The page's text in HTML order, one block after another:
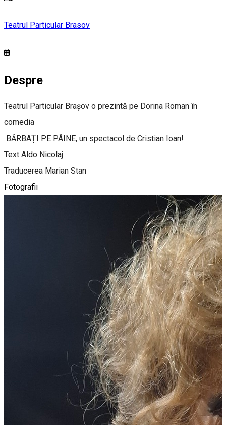
Teatrul Particular Brasov
Despre
Teatrul Particular Brașov o prezintă pe Dorina Roman în
comedia
BĂRBAȚI PE PÂINE, un spectacol de Cristian Ioan!
Text Aldo Nicolaj
Traducerea Marian Stan
Fotografii